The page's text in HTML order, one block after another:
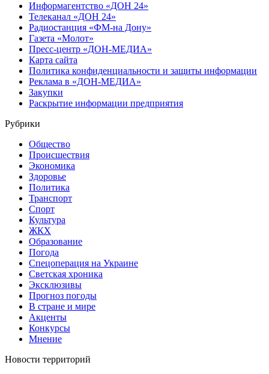
Информагентство «ДОН 24»
Телеканал «ДОН 24»
Радиостанция «ФМ-на Дону»
Газета «Молот»
Пресс-центр «ДОН-МЕДИА»
Карта сайта
Политика конфиденциальности и защиты информации
Реклама в «ДОН-МЕДИА»
Закупки
Раскрытие информации предприятия
Рубрики
Общество
Происшествия
Экономика
Здоровье
Политика
Транспорт
Спорт
Культура
ЖКХ
Образование
Погода
Спецоперация на Украине
Светская хроника
Эксклюзивы
Прогноз погоды
В стране и мире
Акценты
Конкурсы
Мнение
Новости территорий